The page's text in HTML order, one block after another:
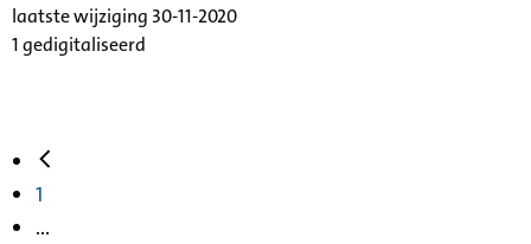
laatste wijziging 30-11-2020
1 gedigitaliseerd
1
...